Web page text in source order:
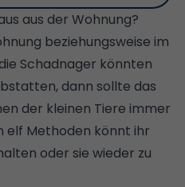
aus der Wohnung?
beziehungsweise im
Schadnager könnten
dann sollte das
der kleinen Tiere immer
elf Methoden könnt ihr
oder sie wieder zu